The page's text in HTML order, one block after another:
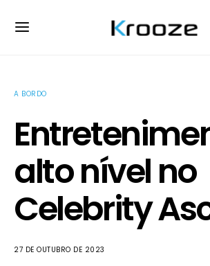
A BORDO
alto nível no
Celebrity
27 DE OUTUBRO DE 2023